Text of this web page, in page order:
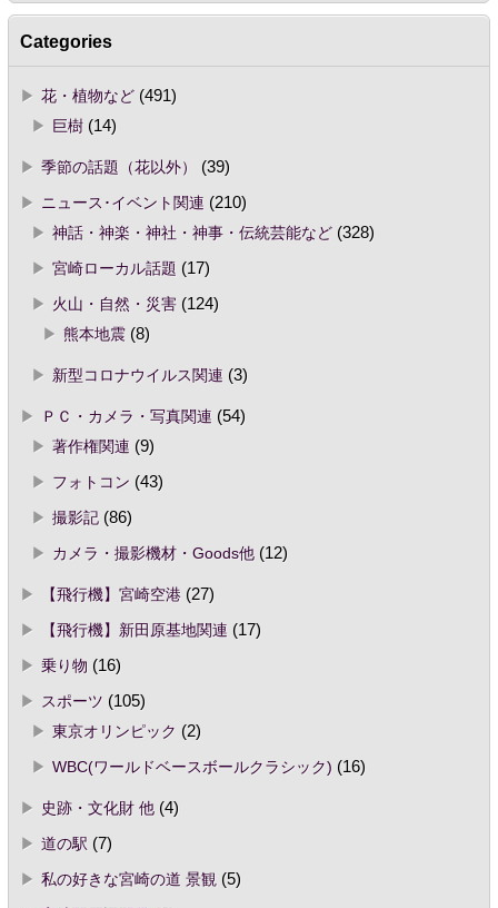
Categories
花・植物など(491)
巨樹(14)
季節の話題（花以外）
(39)
ニュース･イベント関連 (210)
神話・神楽・神社・神事・伝統芸能など(328)
宮崎ローカル話題 (17)
火山・自然・災害(124)
熊本地震(8)
新型コロナウイルス関連 (3)
ＰＣ・カメラ・写真関連 (54)
著作権関連 (9)
フォトコン (43)
撮影記(86)
カメラ・撮影機材・Goods他(12)
【飛行機】宮崎空港(27)
【飛行機】新田原基地関連 (17)
乗り物 (16)
スポーツ (105)
東京オリンピック (2)
WBC(ワールドベースボールクラシック) (16)
史跡・文化財 他(4)
道の駅 (7)
私の好きな宮崎の道 景観 (5)